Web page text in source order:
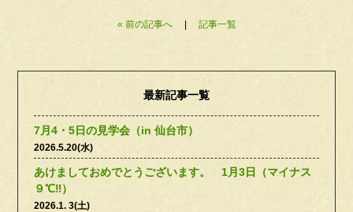
« 前の記事へ| 記事一覧
最新記事一覧
7月4・5日の見学会（in 仙台市）
2026.5.20(水)
あけましておめでとうございます。 1月3日（マイナス
９℃‼）
2026.1. 3(土)